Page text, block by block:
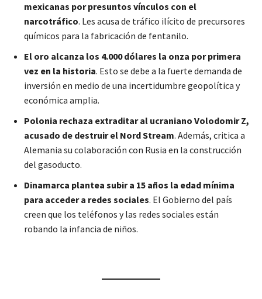
mexicanas por presuntos vínculos con el
narcotráfico. Les acusa de tráfico ilícito de precursores
químicos para la fabricación de fentanilo.
El oro alcanza los 4.000 dólares la onza por primera
vez en la historia. Esto se debe a la fuerte demanda de
inversión en medio de una incertidumbre geopolítica y
económica amplia.
Polonia rechaza extraditar al ucraniano Volodomir Z,
acusado de destruir el Nord Stream. Además, critica a
Alemania su colaboración con Rusia en la construcción
del gasoducto.
Dinamarca plantea subir a 15 años la edad mínima
para acceder a redes sociales. El Gobierno del país
creen que los teléfonos y las redes sociales están
robando la infancia de niños.